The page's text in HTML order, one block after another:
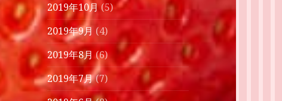
2019年10月(5)
2019年9月 (4)
2019年8月 (6)
2019年7月(7)